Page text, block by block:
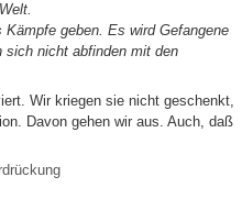
geben. Es wird Gefangene
sich nicht abfinden mit den
Wir kriegen sie nicht geschenkt,
Davon gehen wir aus. Auch, daß